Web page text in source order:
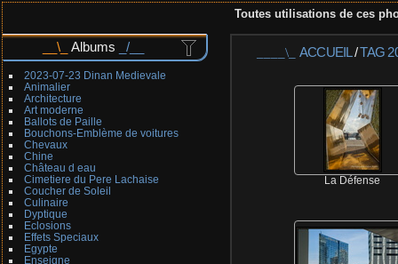
Toutes utilisations de ces
Albums
2023-07-23 Dinan Medievale
Animalier
Architecture
Art moderne
Ballots de Paille
Bouchons-Emblème de voitures
Chevaux
Chine
Château d eau
Cimetiere du Pere Lachaise
Coucher de Soleil
Culinaire
Dyptique
Eclosions
Effets Speciaux
Egypte
Enseigne
ACCUEIL/TAG
La Défense